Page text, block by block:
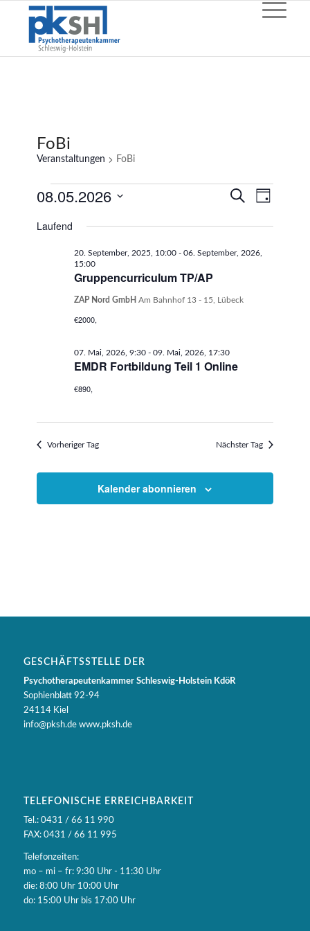
FoBi
Veranstaltungen FoBi
Veranstaltungen
08.
2026
Suche
Tag
08.05.2026
wählen.
Laufend
Gruppencurriculum TP/AP
20. September, 2025, 10:00 -06. September, 2026,
15:00
ZAP Nord GmbHAm Bahnhof 13 - 15, Lübeck
€2000,
EMDR Fortbildung Teil 1 Online
07. Mai, 2026, 9:30 -09. Mai, 2026, 17:30
€890,
Vorheriger Tag Nächster Tag
Kalender abonnieren
GESCHÄFTSSTELLE DER
Psychotherapeutenkammer Schleswig-Holstein KdöR
Sophienblatt 92-94
24114 Kiel
info@pksh.de www.pksh.de
TELEFONISCHE ERREICHBARKEIT
Tel.: 0431 / 66 11 990
FAX: 0431 / 66 11 995
Telefonzeiten:
mo – mi – fr: 9:30 Uhr - 11:30 Uhr
die: 8:00 Uhr 10:00 Uhr
do: 15:00 Uhr bis 17:00 Uhr